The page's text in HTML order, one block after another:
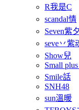
R我是C
scandal情
Seven紫
seve丷紫
Show兒
Small
Smile話
SNH48
sun溫暖